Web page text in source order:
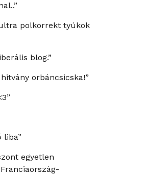
polkorrekt tyúkok
blog.”
orbáncsicska!”
liba”
egyetlen